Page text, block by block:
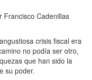
Francisco Cadenillas
crisis fiscal era
no podía ser otro,
que han sido la
su poder.